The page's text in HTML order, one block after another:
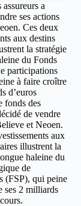
a
ses actions
Ces deux
aux destins
la stratégie
du Fonds
participations
à faire croître
d’euros
fonds des
de vendre
et Neoen.
aux
illustrent la
haleine du
de
(FSP), qui peine
ses 2 milliards